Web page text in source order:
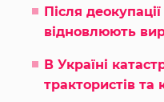
Після
відновлюють
В Україні
трактористів та